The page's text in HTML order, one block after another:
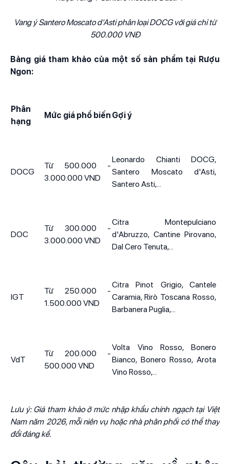
Vang ý Santero Moscato d'Asti phân loại DOCG với giá chỉ từ
500.000 VNĐ
Bảng giá tham khảo của một số sản phẩm tại Rượu
Ngon:
Phân
hạng
Mức giá phổ biến Gợi ý
DOCG
Từ 500.000 -
3.000.000 VND
Leonardo Chianti DOCG,
Santero Moscato d'Asti,
Santero Asti,...
DOC
Từ 300.000 -
3.000.000 VND
Citra Montepulciano
d'Abruzzo, Cantine Pirovano,
Dal Cero Tenuta,...
IGT
Từ 250.000 -
1.500.000 VND
Citra Pinot Grigio, Cantele
Caramia, Rirò Toscana Rosso,
Barbanera Puglia,...
VdT
Từ 200.000 -
500.000 VND
Volta Vino Rosso, Bonero
Bianco, Bonero Rosso, Arota
Vino Rosso,...
Lưu ý: Giá tham khảo ở mức nhập khẩu chính ngạch tại Việt
Nam năm 2026, mỗi niên vụ hoặc nhà phân phối có thể thay
đổi đáng kể.